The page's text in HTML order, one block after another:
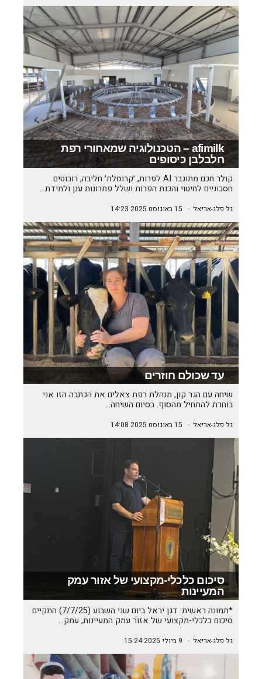
afimilk – הטכנולוגיה שמאחורי רפת
חלבלבן כיסופים
קולר חכם מתוגבר AI לפרות, ׳קרוסלת׳ חליבה, רובוטים
חסכוניים לחיטוי והכנת הפרות ושלל פתרונות ענן ולמידת…
גל פלג-אריאל · 15 באוגוסט 2025 14:23
עד שכולם חוזרים
שיחה עם הגר קון, מנהלת רפת צאלים את הכתבה הזו אני
בוחרת להתחיל מהסוף. בסיום השיחה…
גל פלג-אריאל · 15 באוגוסט 2025 14:08
סיכום כלכלי-מקצועי של אזור עמק
המעיינות
*תמונה ראשית: דגן יראל ביום שני השבוע (7/7/25) התקיים
סיכום כלכלי-מקצועי של אזור עמק המעיינות, עמק…
גל פלג-אריאל · 9 ביולי 2025 15:24